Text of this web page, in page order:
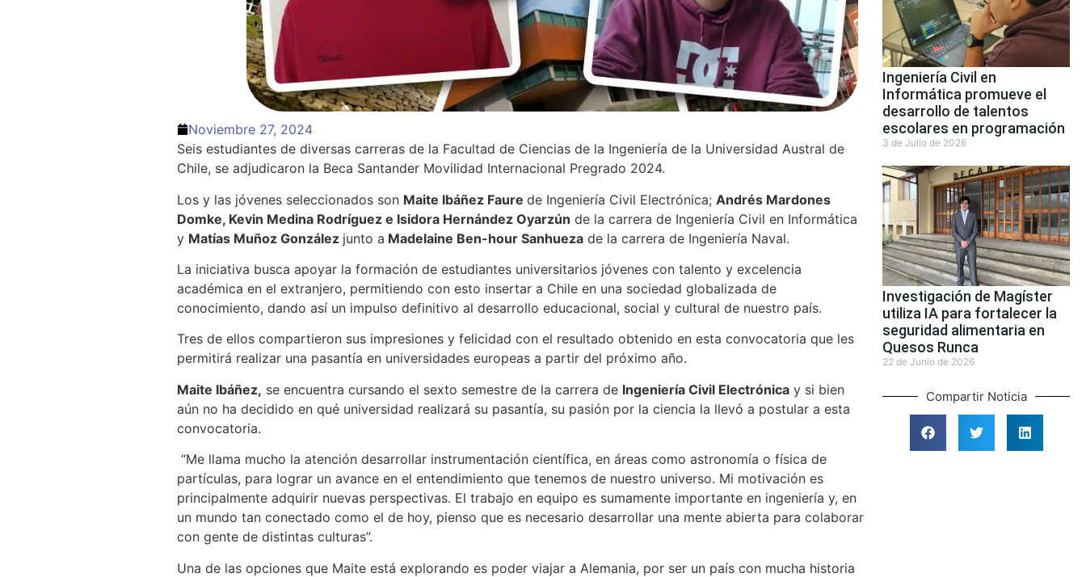
Noviembre 27, 2024
Seis estudiantes de diversas carreras de la Facultad de Ciencias de la Ingeniería de la Universidad Austral de
Chile, se adjudicaron la Beca Santander Movilidad Internacional Pregrado 2024.
Los y las jóvenes seleccionados son Maite Ibáñez Faure de Ingeniería Civil Electrónica; Andrés Mardones
Domke, Kevin Medina Rodríguez e Isidora Hernández Oyarzún de la carrera de Ingeniería Civil en Informática
y Matías Muñoz González junto a Madelaine Ben-hour Sanhuezade la carrera de Ingeniería Naval.
La iniciativa busca apoyar la formación de estudiantes universitarios jóvenes con talento y excelencia
académica en el extranjero, permitiendo con esto insertar a Chile en una sociedad globalizada de
conocimiento, dando así un impulso definitivo al desarrollo educacional, social y cultural de nuestro país.
Tres de ellos compartieron sus impresiones y felicidad con el resultado obtenido en esta convocatoria que les
permitirá realizar una pasantía en universidades europeas a partir del próximo año.
Maite Ibáñez, se encuentra cursando el sexto semestre de la carrera de Ingeniería Civil Electrónicay si bien
aún no ha decidido en qué universidad realizará su pasantía, su pasión por la ciencia la llevó a postular a esta
convocatoria.
“Me llama mucho la atención desarrollar instrumentación científica, en áreas como astronomía o física de
partículas, para lograr un avance en el entendimiento que tenemos de nuestro universo. Mi motivación es
principalmente adquirir nuevas perspectivas. El trabajo en equipo es sumamente importante en ingeniería y, en
un mundo tan conectado como el de hoy, pienso que es necesario desarrollar una mente abierta para colaborar
con gente de distintas culturas”.
Una de las opciones que Maite está explorando es poder viajar a Alemania, por ser un país con mucha historia
Ingeniería Civil en
Informática promueve el
desarrollo de talentos
escolares en programación
3 de Julio de 2026
Investigación de Magíster
utiliza IA para fortalecer la
seguridad alimentaria en
Quesos Runca
22 de Junio de 2026
Compartir Noticia